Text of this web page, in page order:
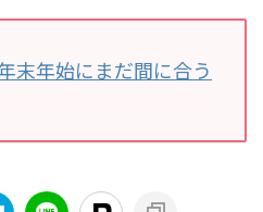
末年始にまだ間に合う